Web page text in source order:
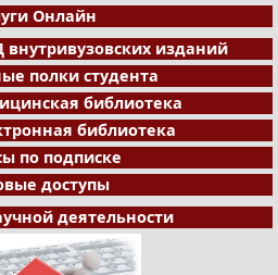
Онлайн
внутривузовских изданий
полки студента
библиотека
библиотека
по подписке
доступы
деятельности